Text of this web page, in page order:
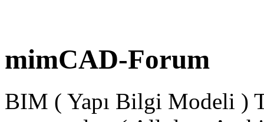
mimCAD-Forum
BIM ( Yapı Bilgi Modeli )